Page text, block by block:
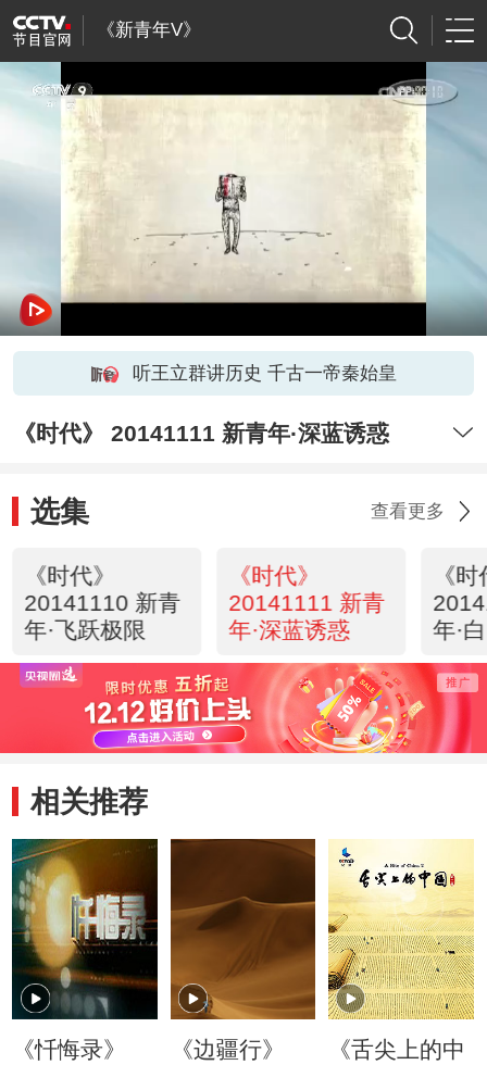
《新青年V》
听王立群讲历史 千古一帝秦始皇
《时代》 20141111 新青年·深蓝诱惑
选集 查看更多
《时代》
20141110 新青
年·飞跃极限
《时代》
20141111 新青
年·深蓝诱惑
《
年·
相关推荐
《忏悔录》
《边疆行》
《舌尖上的中